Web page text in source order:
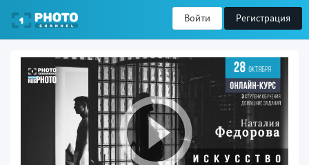
Войти Регистрация